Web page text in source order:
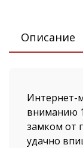
Описание
Интернет-
вниманию
замком от
удачно